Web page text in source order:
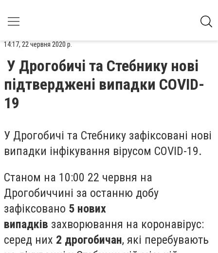
14:17, 22 червня 2020 р.
У Дрогобичі та Стебнику нові
підтверджені випадки COVID-
19
У Дрогобичі та Стебнику зафіксовані нові
випадки інфікування вірусом COVID-19.
Станом на 10:00 22 червня на
Дрогобиччині за останню добу
зафіксовано 5 нових
випадків захворювання на коронавірус:
серед них 2 дрогобичан, які перебувають